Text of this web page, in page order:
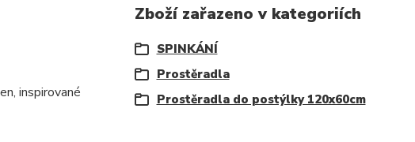
inspirované
Zboží zařazeno v kategoriích
SPINKÁNÍ
Prostěradla
Prostěradla do postýlky 120x60cm